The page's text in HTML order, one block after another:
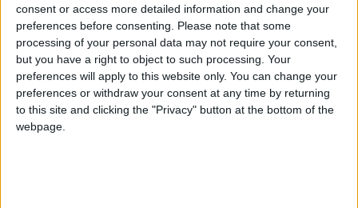
consent or access more detailed information and change your
preferences before consenting. Please note that some
processing of your personal data may not require your consent,
but you have a right to object to such processing. Your
preferences will apply to this website only. You can change your
preferences or withdraw your consent at any time by returning
to this site and clicking the "Privacy" button at the bottom of the
webpage.